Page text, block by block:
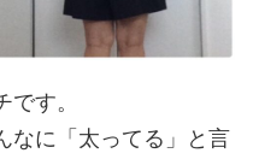
す。
なに「太ってる」と言